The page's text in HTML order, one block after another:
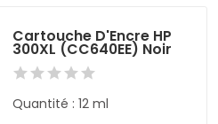
Cartouche D'Encre HP
300XL (CC640EE) Noir
Quantité : 12 ml